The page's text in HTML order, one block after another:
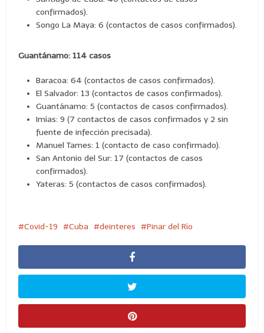
confirmados).
Songo La Maya: 6 (contactos de casos confirmados).
Guantánamo: 114 casos
Baracoa: 64 (contactos de casos confirmados).
El Salvador: 13 (contactos de casos confirmados).
Guantánamo: 5 (contactos de casos confirmados).
Imías: 9 (7 contactos de casos confirmados y 2 sin
fuente de infección precisada).
Manuel Tames: 1 (contacto de caso confirmado).
San Antonio del Sur: 17 (contactos de casos
confirmados).
Yateras: 5 (contactos de casos confirmados).
Covid-19 Cuba deinteres Pinar del Río